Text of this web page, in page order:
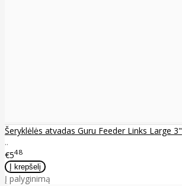
Šeryklėlės atvadas Guru Feeder Links Large 3"
..
€548
Į palyginimą